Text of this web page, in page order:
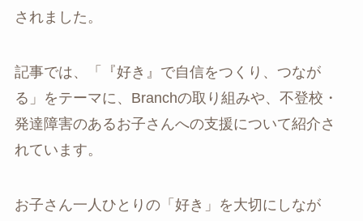
されました。
記事では、「『好き』で自信をつくり、つなが
る」をテーマに、Branchの取り組みや、不登校・
発達障害のあるお子さんへの支援について紹介さ
れています。
お子さん一人ひとりの「好き」を大切にしなが